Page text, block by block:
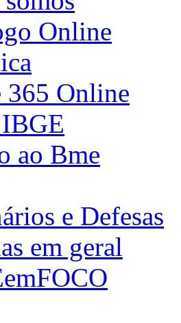
Online
365 Online
ao Bme
e Defesas
em geral